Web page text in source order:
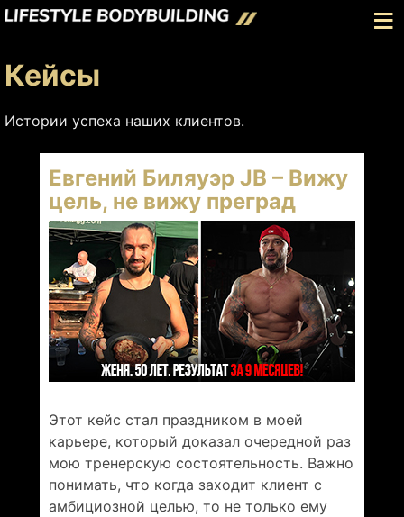
≡
Кейсы
Истории успеха наших клиентов.
Евгений Биляуэр JB – Вижу
цель, не вижу преград
Этот кейс стал праздником в моей
карьере, который доказал очередной раз
мою тренерскую состоятельность. Важно
понимать, что когда заходит клиент с
амбициозной целью, то не только ему